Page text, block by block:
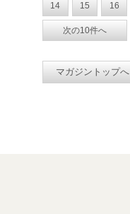
14 15 16
次の10件へ
マガジントップへ